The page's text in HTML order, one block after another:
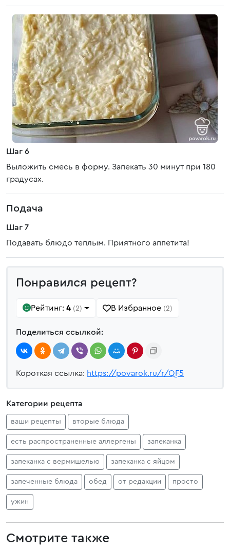
Шаг 6
Выложить смесь в форму. Запекать 30 минут при 180
градусах.
Подача
Шаг 7
Подавать блюдо теплым. Приятного аппетита!
Понравился рецепт?
Рейтинг: 4 (2) В Избранное (2)
Поделиться ссылкой:
Короткая ссылка: https://povarok.ru/r/QF5
Категории рецепта
ваши рецепты вторые блюда
есть распространенные аллергены запеканка
запеканка с вермишелью запеканка с яйцом
запеченные блюда обед от редакции просто
ужин
Смотрите также